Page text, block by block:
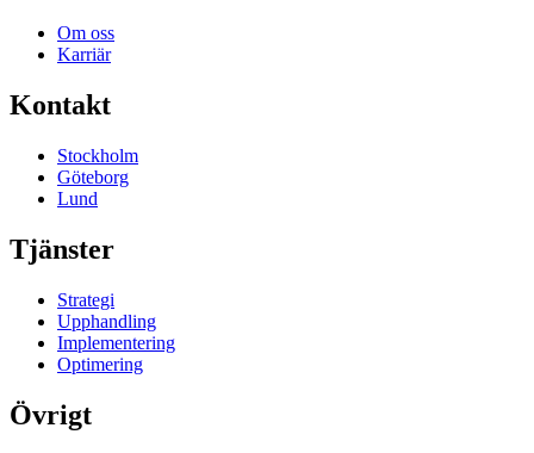
Om oss
Karriär
Kontakt
Stockholm
Göteborg
Lund
Tjänster
Strategi
Upphandling
Implementering
Optimering
Övrigt